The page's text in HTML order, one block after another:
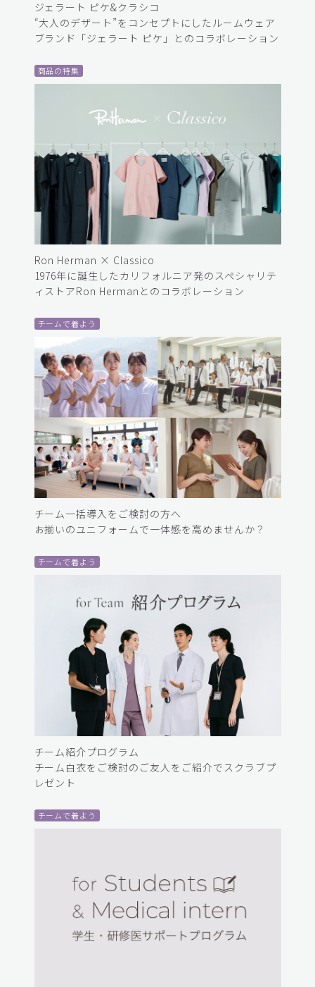
ジェラート ピケ&クラシコ
“大人のデザート”をコンセプトにしたルームウェア
ブランド「ジェラート ピケ」とのコラボレーション
商品の特集
Ron Herman × Classico
1976年に誕生したカリフォルニア発のスペシャリテ
ィストアRon Hermanとのコラボレーション
チームで着よう
チーム一括導入をご検討の方へ
お揃いのユニフォームで一体感を高めませんか？
チームで着よう
チーム紹介プログラム
チーム白衣をご検討のご友人をご紹介でスクラブプ
レゼント
チームで着よう